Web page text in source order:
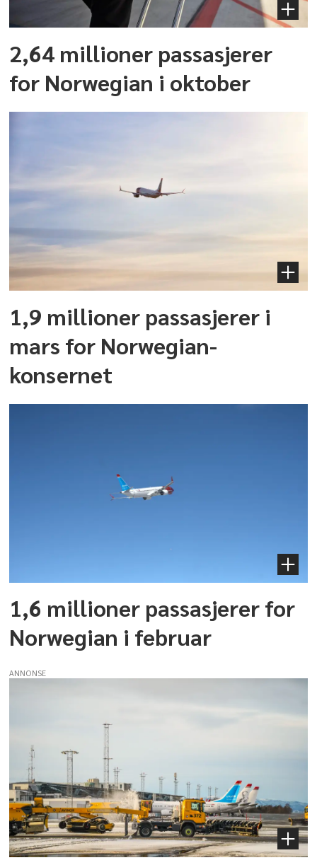
2,64 millioner passasjerer
for Norwegian i oktober
1,9 millioner passasjerer i
mars for Norwegian-
konsernet
1,6 millioner passasjerer for
Norwegian i februar
ANNONSE